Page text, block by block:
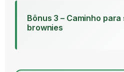
Bônus 3 – Caminho
brownies